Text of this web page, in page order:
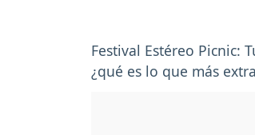
Festival Estéreo Picnic:
¿qué es lo que más